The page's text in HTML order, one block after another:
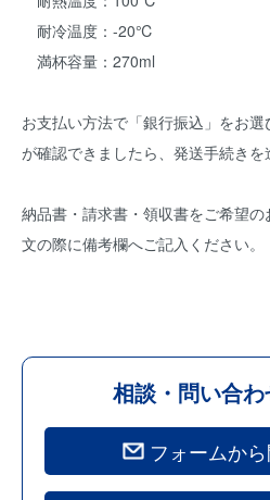
耐冷温度：-20℃
満杯容量：270ml
お支払い方法で「銀行振込」をお
が確認できましたら、発送手続きを
納品書・請求書・領収書をご希望
文の際に備考欄へご記入ください。
相談・問い合
フォームか